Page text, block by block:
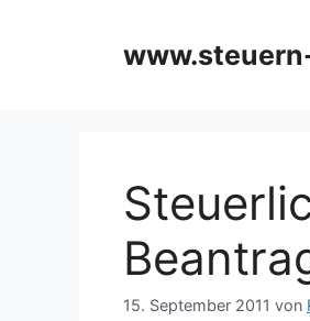
15. September 2011 von